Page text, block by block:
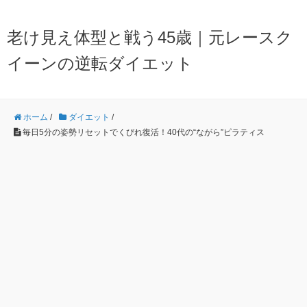
老け見え体型と戦う45歳｜元レースク
イーンの逆転ダイエット
ホーム / ダイエット /
毎日5分の姿勢リセットでくびれ復活！40代の“ながら”ピラティス